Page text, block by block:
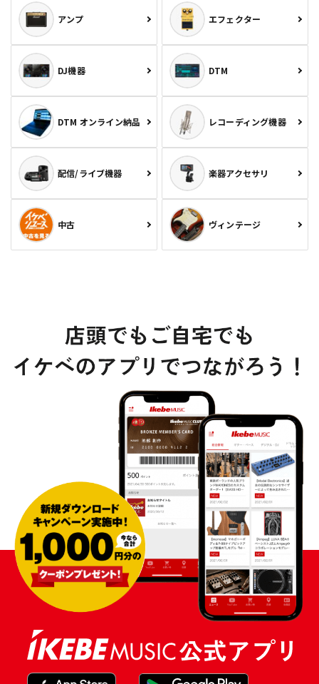
アンプ エフェクター
DJ機器 DTM
DTM オンライン納品 レコーディング機器
配信/ライブ機器 楽器アクセサリ
中古 ヴィンテージ